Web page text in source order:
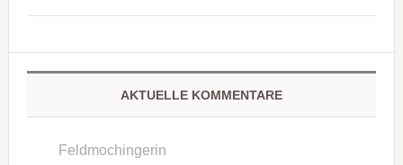
AKTUELLE KOMMENTARE
Feldmochingerin